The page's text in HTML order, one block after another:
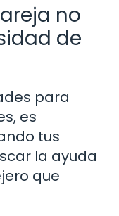
no
de
para
es
tus
la ayuda
que